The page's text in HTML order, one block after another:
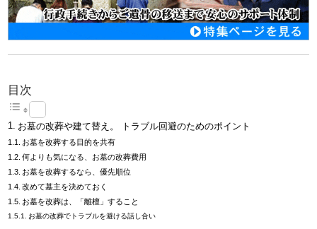
目次
お墓の改葬や建て替え。 トラブル回避のためのポイント
お墓を改葬する目的を共有
何よりも気になる、お墓の改葬費用
お墓を改葬するなら、優先順位
改めて墓主を決めておく
お墓を改葬は、「離檀」すること
お墓の改葬でトラブルを避ける話し合い